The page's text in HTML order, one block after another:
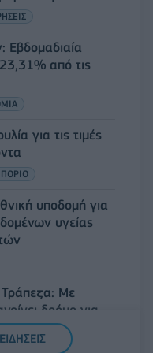
Εβδομαδιαία
από τις
για τις τιμές
υποδομή για
υγείας
Τράπεζα: Με
δρόμο για